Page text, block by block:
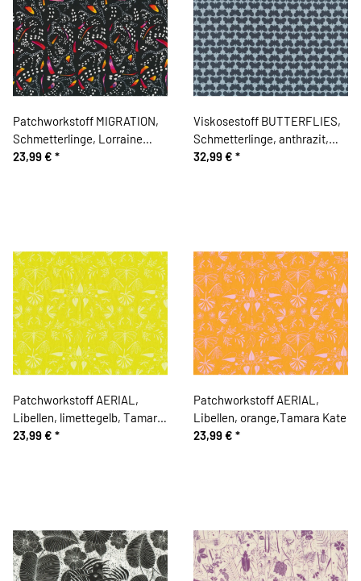
Patchworkstoff MIGRATION,
Schmetterlinge, Lorraine
Turner
23,99 € *
Viskosestoff BUTTERFLIES,
Schmetterlinge, anthrazit,
Lycklig Design
32,99 € *
Patchworkstoff AERIAL,
Libellen, limettegelb, Tamara
Kate
23,99 € *
Patchworkstoff AERIAL,
Libellen, orange,Tamara Kate
23,99 € *